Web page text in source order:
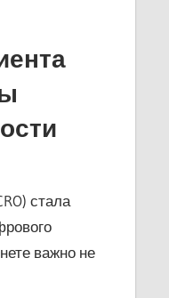
стала
важно не